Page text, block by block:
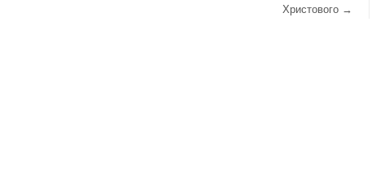
Христового →